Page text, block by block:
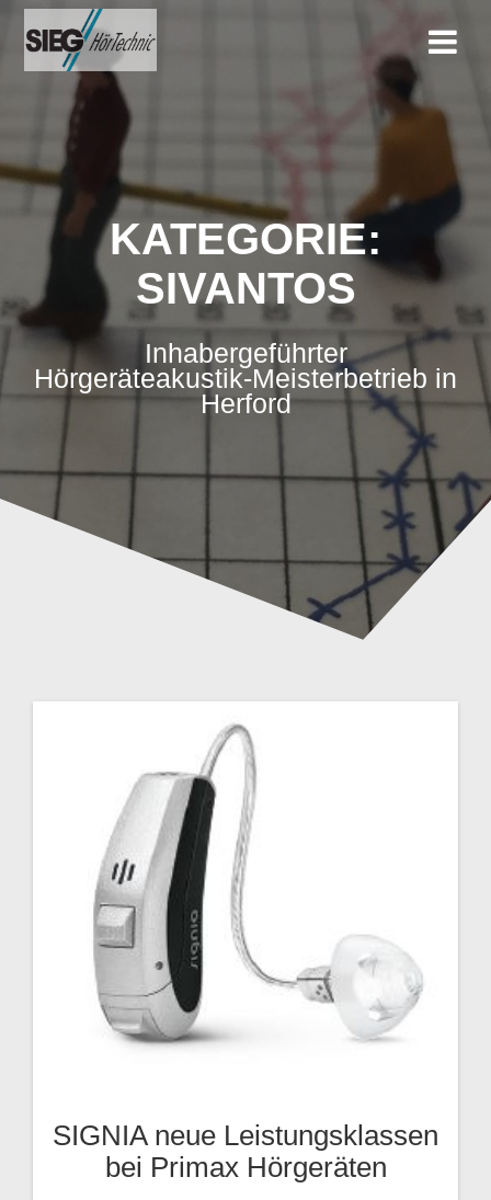
KATEGORIE:
SIVANTOS
Inhabergeführter
Hörgeräteakustik-Meisterbetrieb in
Herford
SIGNIA neue Leistungsklassen
bei Primax Hörgeräten